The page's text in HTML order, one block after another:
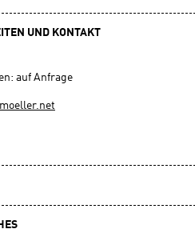
UND KONTAKT
auf Anfrage